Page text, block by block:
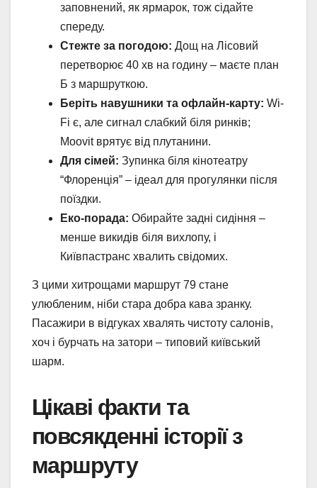
заповнений, як ярмарок, тож сідайте
спереду.
Стежте за погодою: Дощ на Лісовий
перетворює 40 хв на годину – маєте план
Б з маршруткою.
Беріть навушники та офлайн-карту: Wi-
Fi є, але сигнал слабкий біля ринків;
Moovit врятує від плутанини.
Для сімей: Зупинка біля кінотеатру
“Флоренція” – ідеал для прогулянки після
поїздки.
Еко-порада: Обирайте задні сидіння –
менше викидів біля вихлопу, і
Київпастранс хвалить свідомих.
З цими хитрощами маршрут 79 стане
улюбленим, ніби стара добра кава зранку.
Пасажири в відгуках хвалять чистоту салонів,
хоч і бурчать на затори – типовий київський
шарм.
Цікаві факти та
повсякденні історії з
маршруту